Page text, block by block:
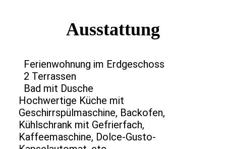
Ausstattung
Ferienwohnung im Erdgeschoss
2 Terrassen
Bad mit Dusche
Hochwertige Küche mit
Geschirrspülmaschine, Backofen,
Kühlschrank mit Gefrierfach,
Kaffeemaschine, Dolce-Gusto-